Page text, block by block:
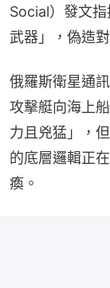
Social）發文
武器」，偽造
俄羅斯衛星通
攻擊艇向海上
力且兇猛」，
的底層邏輯正
瘓。